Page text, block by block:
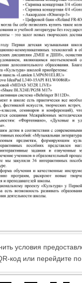
условия
код или перейдите